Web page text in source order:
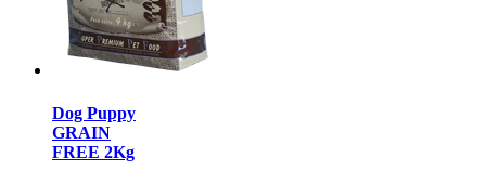
Dog Puppy
GRAIN
FREE 2Kg